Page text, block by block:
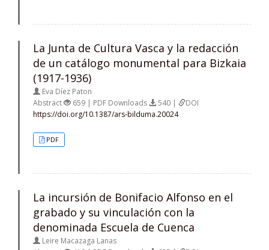
La Junta de Cultura Vasca y la redacción
de un catálogo monumental para Bizkaia
(1917-1936)
Eva Díez Paton
Abstract
659 | PDF Downloads 540 |
DOI
https://doi.org/10.1387/ars-bilduma.20024
PDF
La incursión de Bonifacio Alfonso en el
grabado y su vinculación con la
denominada Escuela de Cuenca
Leire Macazaga Lanas